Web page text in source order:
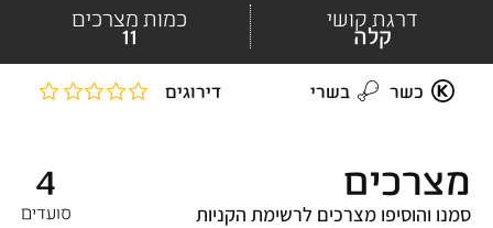
כשר בשרי
דרגת קושי
קלה
כמות מצרכים
11
מצרכים 4
סועדים
סמנו והוסיפו מצרכים לרשימת הקניות